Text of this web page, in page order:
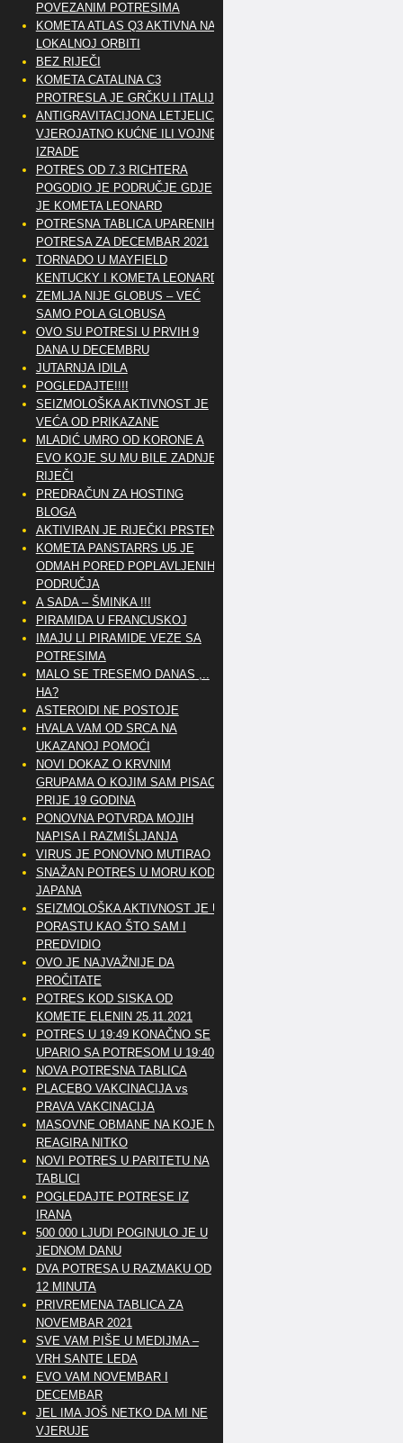
POVEZANIM POTRESIMA
KOMETA ATLAS Q3 AKTIVNA NA
LOKALNOJ ORBITI
BEZ RIJEČI
KOMETA CATALINA C3
PROTRESLA JE GRČKU I ITALIJU
ANTIGRAVITACIJONA LETJELICA
VJEROJATNO KUĆNE ILI VOJNE
IZRADE
POTRES OD 7.3 RICHTERA
POGODIO JE PODRUČJE GDJE
JE KOMETA LEONARD
POTRESNA TABLICA UPARENIH
POTRESA ZA DECEMBAR 2021
TORNADO U MAYFIELD
KENTUCKY I KOMETA LEONARD
ZEMLJA NIJE GLOBUS – VEĆ
SAMO POLA GLOBUSA
OVO SU POTRESI U PRVIH 9
DANA U DECEMBRU
JUTARNJA IDILA
POGLEDAJTE!!!!
SEIZMOLOŠKA AKTIVNOST JE
VEĆA OD PRIKAZANE
MLADIĆ UMRO OD KORONE A
EVO KOJE SU MU BILE ZADNJE
RIJEČI
PREDRAČUN ZA HOSTING
BLOGA
AKTIVIRAN JE RIJEČKI PRSTEN
KOMETA PANSTARRS U5 JE
ODMAH PORED POPLAVLJENIH
PODRUČJA
A SADA – ŠMINKA !!!
PIRAMIDA U FRANCUSKOJ
IMAJU LI PIRAMIDE VEZE SA
POTRESIMA
MALO SE TRESEMO DANAS ,..
HA?
ASTEROIDI NE POSTOJE
HVALA VAM OD SRCA NA
UKAZANOJ POMOĆI
NOVI DOKAZ O KRVNIM
GRUPAMA O KOJIM SAM PISAO
PRIJE 19 GODINA
PONOVNA POTVRDA MOJIH
NAPISA I RAZMIŠLJANJA
VIRUS JE PONOVNO MUTIRAO
SNAŽAN POTRES U MORU KOD
JAPANA
SEIZMOLOŠKA AKTIVNOST JE U
PORASTU KAO ŠTO SAM I
PREDVIDIO
OVO JE NAJVAŽNIJE DA
PROČITATE
POTRES KOD SISKA OD
KOMETE ELENIN 25.11.2021
POTRES U 19:49 KONAČNO SE
UPARIO SA POTRESOM U 19:40
NOVA POTRESNA TABLICA
PLACEBO VAKCINACIJA vs
PRAVA VAKCINACIJA
MASOVNE OBMANE NA KOJE NE
REAGIRA NITKO
NOVI POTRES U PARITETU NA
TABLICI
POGLEDAJTE POTRESE IZ
IRANA
500 000 LJUDI POGINULO JE U
JEDNOM DANU
DVA POTRESA U RAZMAKU OD
12 MINUTA
PRIVREMENA TABLICA ZA
NOVEMBAR 2021
SVE VAM PIŠE U MEDIJMA –
VRH SANTE LEDA
EVO VAM NOVEMBAR I
DECEMBAR
JEL IMA JOŠ NETKO DA MI NE
VJERUJE